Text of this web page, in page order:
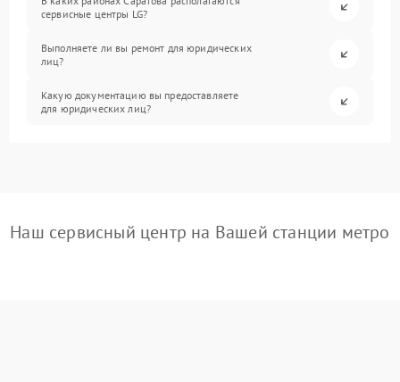
сервисные центры LG?
Выполняете ли вы ремонт для юридических
лиц?
Какую документацию вы предоставляете
для юридических лиц?
Наш сервисный центр на Вашей станции метро